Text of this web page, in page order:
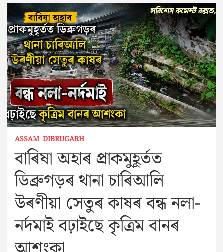
ASSAM DIBRUGARH
বাৰিষা অহাৰ প্ৰাকমুহূৰ্তত
ডিব্ৰুগড়ৰ থানা চাৰিআলি
উৰণীয়া সেতুৰ কাষৰ বন্ধ নলা-
নৰ্দমাই বঢ়াইছে কৃত্ৰিম বানৰ